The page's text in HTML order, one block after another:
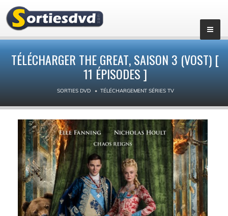
TÉLÉCHARGER THE GREAT, SAISON 3 (VOST) [
11 ÉPISODES ]
SORTIES DVD TÉLÉCHARGEMENT SÉRIES TV